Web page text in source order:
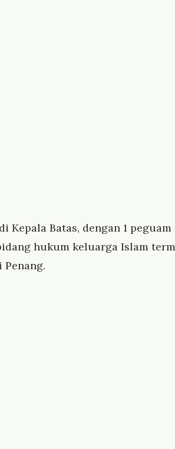
Kepala Batas, dengan 1
hukum keluarga Islam